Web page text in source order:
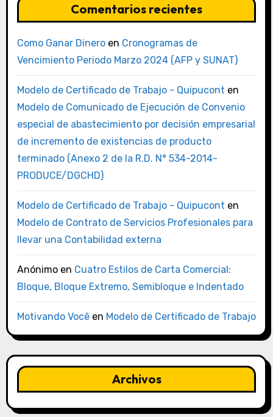
Comentarios recientes
Como Ganar Dineroen Cronogramas de
Vencimiento Periodo Marzo 2024 (AFP y SUNAT)
Modelo de Certificado de Trabajo - Quipucont en
Modelo de Comunicado de Ejecución de Convenio
especial de abastecimiento por decisión empresarial
de incremento de existencias de producto
terminado (Anexo 2 de la R.D. N° 534-2014-
PRODUCE/DGCHD)
Modelo de Certificado de Trabajo - Quipucont en
Modelo de Contrato de Servicios Profesionales para
llevar una Contabilidad externa
Anónimoen Cuatro Estilos de Carta Comercial:
Bloque, Bloque Extremo, Semibloque e Indentado
Motivando Vocêen Modelo de Certificado de Trabajo
Archivos